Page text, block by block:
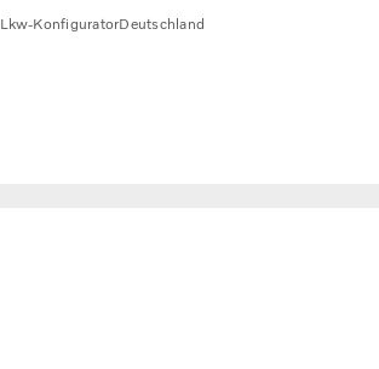
Lkw-KonfiguratorDeutschland